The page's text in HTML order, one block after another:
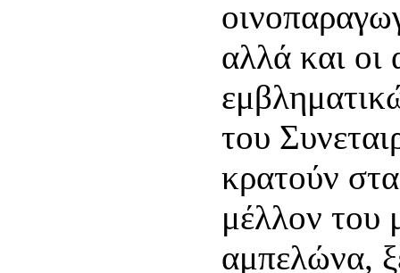
αλλά και οι
του
κρατούν
μέλλον του
αμπελώνα,